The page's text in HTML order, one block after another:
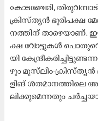
കോ​ട​ഞ്ചേ​രി,
ക്രി​സ്ത്യ​ൻ ഭൂ​രി​പ​ക്ഷ
ന​ത്തി​ന് താ​ഴെ​യാ​ണ്.
ക്ഷ വോ​ട്ടു​ക​ൾ
യി
ഴും മു​സ്‍ലിം-​
ളി​ങ് ശ​ത​മാ​ന​ത്തി​ലെ
ലി​ക്കു​മെ​ന്ന​തും